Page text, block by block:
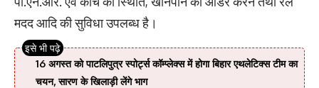
मदद आदि की सुविधा उपलब्ध है।
16 अगस्त को पाटलिपुत्र स्पोर्ट्स कॉम्प्लेक्स में होगा बिहार एथलेटिक्स टीम का
चयन, सारण के खिलाड़ी लेंगे भाग